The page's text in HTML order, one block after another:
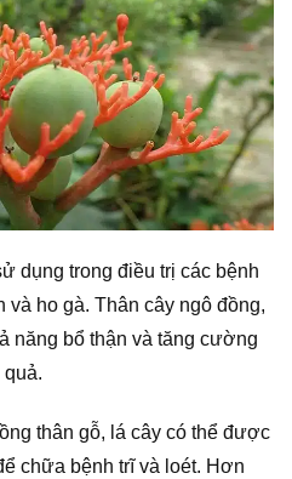
dụng trong điều trị các bệnh
ho gà. Thân cây ngô đồng,
năng bổ thận và tăng cường
thân gỗ, lá cây có thể được
chữa bệnh trĩ và loét. Hơn